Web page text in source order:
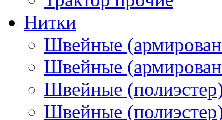
Нитки
Швейные
Швейные
Швейные
Швейные